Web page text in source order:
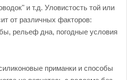
и т.д. Уловистость той или
от различных факторов:
рельеф дна, погодные условия
приманки и способы